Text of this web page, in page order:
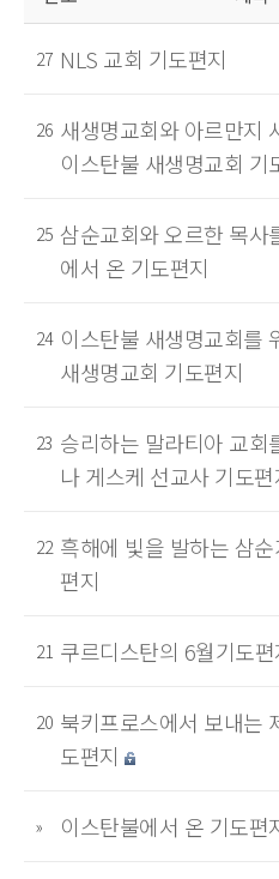
27 NLS 교회 기도편지
26 새생명교회와 아르만지
이스탄불 새생명교회 기
25 삼순교회와 오르한 목사
에서 온 기도편지
24 이스탄불 새생명교회를
새생명교회 기도편지
23 승리하는 말라티아 교회
나 게스케 선교사 기도편
22 흑해에 빛을 발하는 삼
편지
21 쿠르디스탄의 6월기도편
20 북키프로스에서 보내는
도편지
» 이스탄불에서 온 기도편